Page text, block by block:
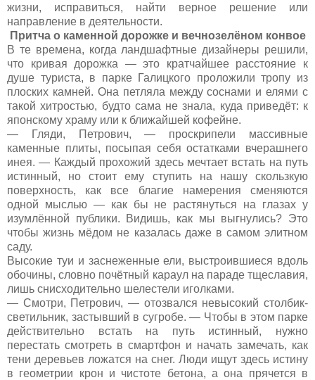
жизни, исправиться, найти верное решение или
направление в деятельности.
Притча о каменной дорожке и вечнозелёном конвое
В те времена, когда ландшафтные дизайнеры решили,
что кривая дорожка — это кратчайшее расстояние к
душе туриста, в парке Галицкого проложили тропу из
плоских камней. Она петляла между соснами и елями с
такой хитростью, будто сама не знала, куда приведёт: к
японскому храму или к ближайшей кофейне.
— Гляди, Петрович, — проскрипели массивные
каменные плиты, посыпая себя остатками вчерашнего
инея. — Каждый прохожий здесь мечтает встать на путь
истинный, но стоит ему ступить на нашу скользкую
поверхность, как все благие намерения сменяются
одной мыслью — как бы не растянуться на глазах у
изумлённой публики. Видишь, как мы выгнулись? Это
чтобы жизнь мёдом не казалась даже в самом элитном
саду.
Высокие туи и заснеженные ели, выстроившиеся вдоль
обочины, словно почётный караул на параде тщеславия,
лишь снисходительно шелестели иголками.
— Смотри, Петрович, — отозвался невысокий столбик-
светильник, застывший в сугробе. — Чтобы в этом парке
действительно встать на путь истинный, нужно
перестать смотреть в смартфон и начать замечать, как
тени деревьев ложатся на снег. Люди ищут здесь истину
в геометрии крон и чистоте бетона, а она прячется в